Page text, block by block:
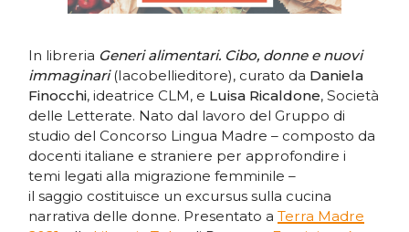
In libreria Generi alimentari. Cibo, donne e nuovi
immaginari (Iacobellieditore), curato da Daniela
Finocchi, ideatrice CLM, e Luisa Ricaldone, Società
delle Letterate. Nato dal lavoro del Gruppo di
studio del Concorso Lingua Madre – composto da
docenti italiane e straniere per approfondire i
temi legati alla migrazione femminile –
il saggio costituisce un excursus sulla cucina
narrativa delle donne. Presentato aTerra Madre